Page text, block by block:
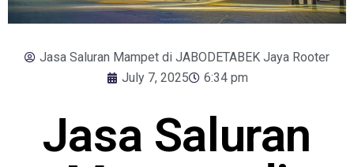
Jasa Saluran Mampet di JABODETABEK Jaya Rooter
July 7, 2025
6:34 pm
Jasa Saluran